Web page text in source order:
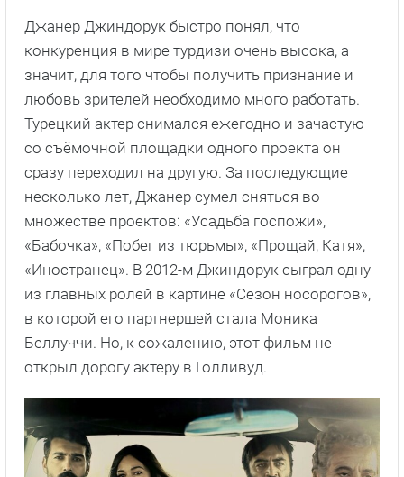
Джанер Джиндорук быстро понял, что
конкуренция в мире турдизи очень высока, а
значит, для того чтобы получить признание и
любовь зрителей необходимо много работать.
Турецкий актер снимался ежегодно и зачастую
со съёмочной площадки одного проекта он
сразу переходил на другую. За последующие
несколько лет, Джанер сумел сняться во
множестве проектов: «Усадьба госпожи»,
«Бабочка», «Побег из тюрьмы», «Прощай, Катя»,
«Иностранец». В 2012-м Джиндорук сыграл одну
из главных ролей в картине «Сезон носорогов»,
в которой его партнершей стала Моника
Беллуччи. Но, к сожалению, этот фильм не
открыл дорогу актеру в Голливуд.